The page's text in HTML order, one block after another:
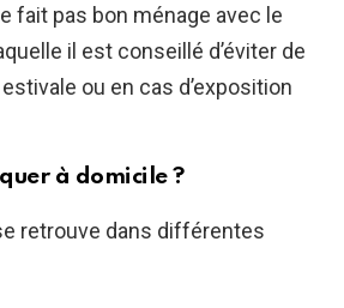
fait pas bon ménage avec le
il est conseillé d’éviter de
ou en cas d’exposition
à domicile ?
retrouve dans différentes